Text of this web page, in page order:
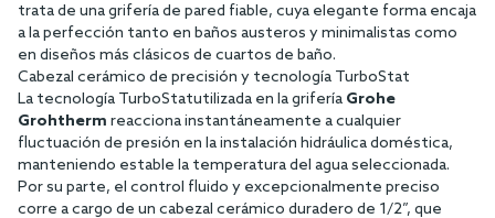
trata de una grifería de pared fiable, cuya elegante forma encaja
a la perfección tanto en baños austeros y minimalistas como
en diseños más clásicos de cuartos de baño.
Cabezal cerámico de precisión y tecnología TurboStat
La tecnología TurboStatutilizada en la grifería Grohe
Grohtherm reacciona instantáneamente a cualquier
fluctuación de presión en la instalación hidráulica doméstica,
manteniendo estable la temperatura del agua seleccionada.
Por su parte, el control fluido y excepcionalmente preciso
corre a cargo de un cabezal cerámico duradero de 1/2”, que